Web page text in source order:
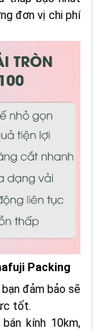
đơn vị chi phí
Packing
đảm bảo sẽ
tốt.
kính 10km,